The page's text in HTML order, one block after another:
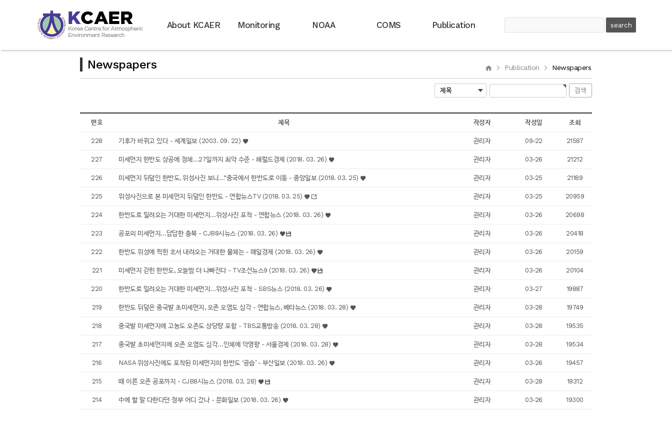
About KCAER Monitoring NOAA COMS Publication
Newspapers Publication Newspapers
번호 제목 작성자 작성일 조회
228 기후가 바뀌고 있다 - 세계일보 (2003. 09. 22) 관리자 09-22 21587
227 미세먼지 한반도 상공에 정체…27일까지 최악 수준 - 헤럴드경제 (2018. 03. 26) 관리자 03-26 21212
226 미세먼지 뒤덮인 한반도, 위성사진 보니…“중국에서 한반도로 이동 - 중앙일보 (2018. 03. 25) 관리자 03-25 21189
225 위성사진으로 본 미세먼지 뒤덮인 한반도 - 연합뉴스TV (2018. 03. 25) 관리자 03-25 20959
224 한반도로 밀려오는 거대한 미세먼지…위성사진 포착 - 연합뉴스 (2018. 03. 26) 관리자 03-26 20698
223 공포의 미세먼지…답답한 충북 - CJB8시뉴스 (2018. 03. 26) 관리자 03-26 20418
222 한반도 위성에 찍힌 北서 내려오는 거대한 물체는 - 매일경제 (2018. 03. 26) 관리자 03-26 20159
221 미세먼지 갇힌 한반도, 오늘밤 더 나빠진다 - TV조선뉴스9 (2018. 03. 26) 관리자 03-26 20104
220 한반도로 밀려오는 거대한 미세먼지…위성사진 포착 - SBS뉴스 (2018. 03. 26) 관리자 03-27 19887
219 한반도 뒤덮은 중국발 초미세먼지, 오존 오염도 심각 - 연합뉴스, 베타뉴스 (2018. 03. 28) 관리자 03-28 19749
218 중국발 미세먼지에 고농도 오존도 상당량 포함 - TBS교통방송 (2018. 03. 28) 관리자 03-28 19535
217 중국발 초미세먼지에 오존 오염도 심각…인체에 악영향 - 서울경제 (2018. 03. 28) 관리자 03-28 19534
216 NASA 위성사진에도 포착된 미세먼지의 한반도 ‘공습’ - 부산일보 (2018. 03. 26) 관리자 03-26 19457
215 때 이른 오존 공포까지 - CJB8시뉴스 (2018. 03. 28) 관리자 03-28 19312
214 中에 할 말 다한다던 정부 어디 갔나 - 문화일보 (2018. 03. 26) 관리자 03-26 19300